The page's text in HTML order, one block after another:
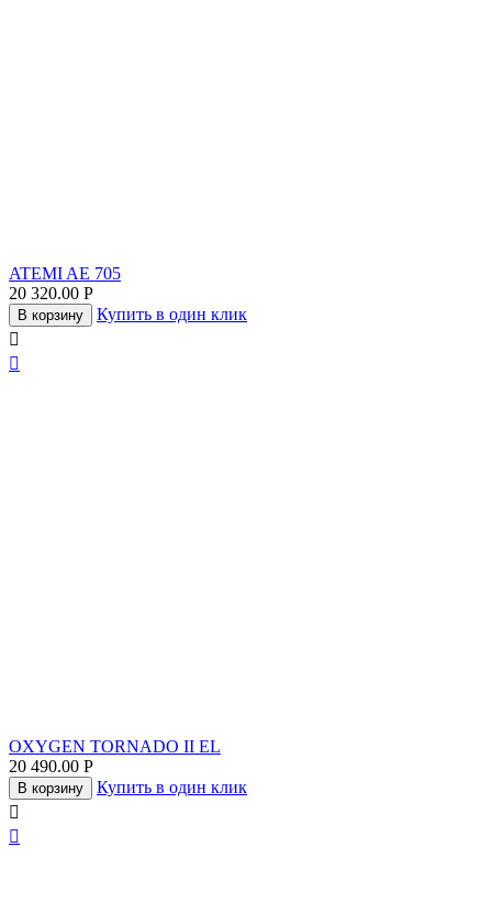
ATEMI AE 705
20 320.00 Р
В корзину
Купить в один клик


OXYGEN TORNADO II EL
20 490.00 Р
В корзину
Купить в один клик

